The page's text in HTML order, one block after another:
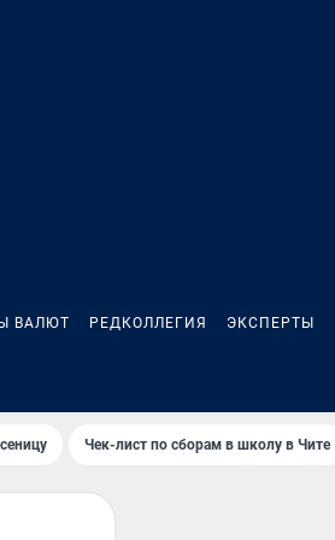
ВАЛЮТ РЕДКОЛЛЕГИЯ ЭКСПЕРТЫ
Чек-лист по сборам в школу в Чите